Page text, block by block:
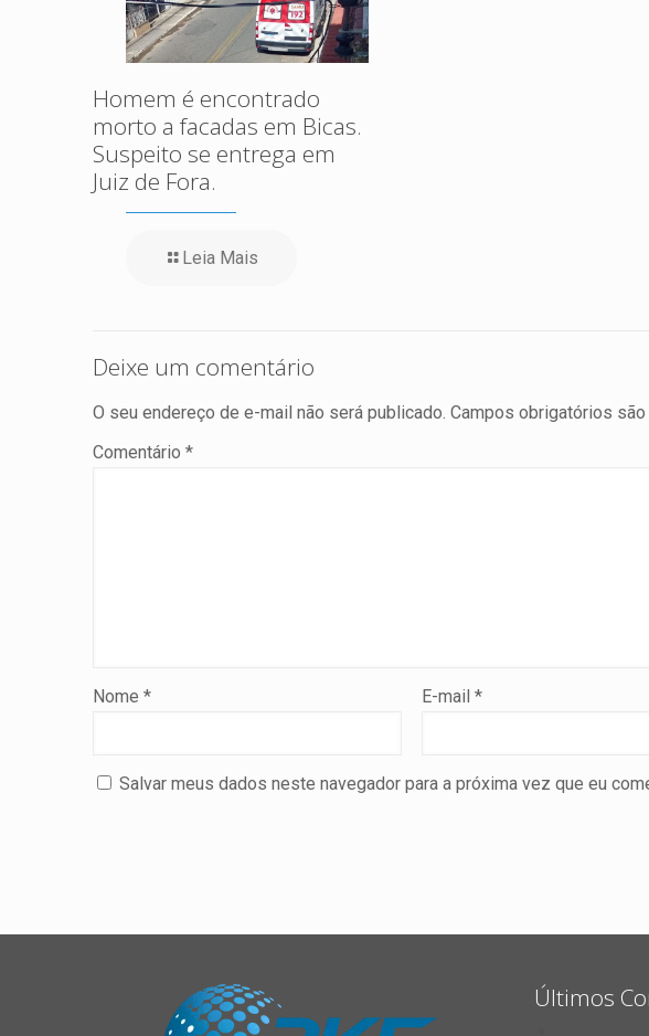
Homem é encontrado
morto a facadas em Bicas.
Suspeito se entrega em
Juiz de Fora.
Leia Mais
Deixe um comentário
O seu endereço de e-mail não será publicado. Campos obrigatórios
Comentário *
Nome * E-mail*
Salvar meus dados neste navegador para a próxima vez que eu
Últimos